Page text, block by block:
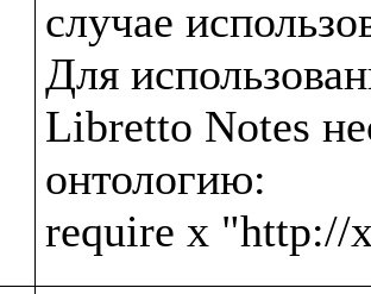
случае
Для
Libretto Notes
онтологию: